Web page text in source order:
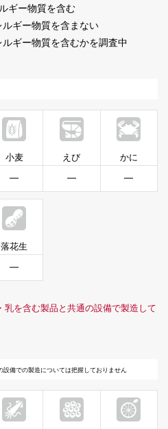
ギー物質を含む
ギー物質を含まない
ギー物質を含むかを調査中
小麦
━
えび
━
かに
━
落花生
━
乳を含む製品と共通の設備で製造して
設備での製造については把握しておりません